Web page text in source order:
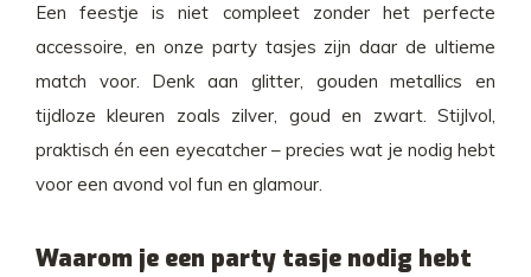
Een feestje is niet compleet zonder het perfecte
accessoire, en onze party tasjes zijn daar de ultieme
match voor. Denk aan glitter, gouden metallics en
tijdloze kleuren zoals zilver, goud en zwart. Stijlvol,
praktisch én een eyecatcher – precies wat je nodig hebt
voor een avond vol fun en glamour.
Waarom je een party tasje nodig hebt